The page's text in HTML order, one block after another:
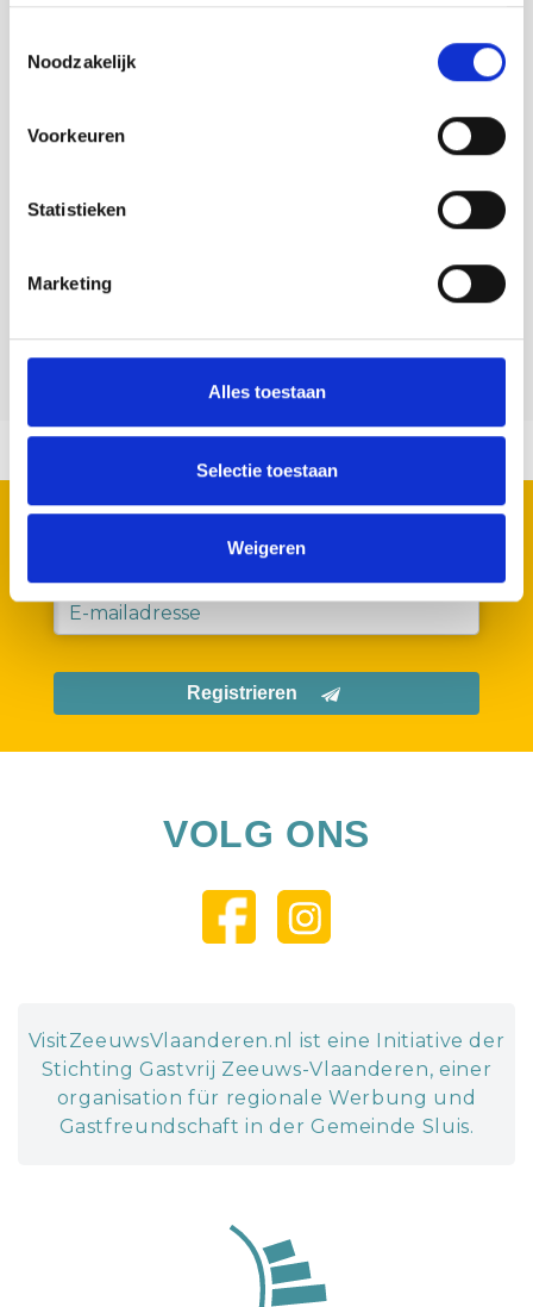
Noodzakelijk
Voorkeuren
Statistieken
Marketing
Alles toestaan
Selectie toestaan
Weigeren
Contact info
Zuidzandsestraat 7 OOSTBURG
info@hetstadhuisoostburg.nl
REGISTRIEREN SIE SICH FÜR UNSERE
Geen zorgen we spammen niet.
Registrieren
VOLG ONS
VisitZeeuwsVlaanderen.nl ist eine Initiative der
Stichting Gastvrij Zeeuws-Vlaanderen, einer
organisation für regionale Werbung und
Gastfreundschaft in der Gemeinde Sluis.